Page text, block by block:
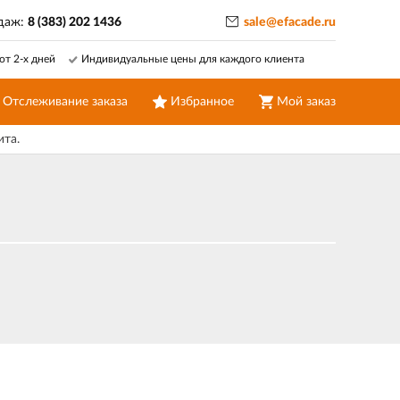
8 (383) 202 1436
Отслеживание заказа Избранное Мой заказ
2-х дней Индивидуальные цены для каждого клиента
sale@efacade.ru